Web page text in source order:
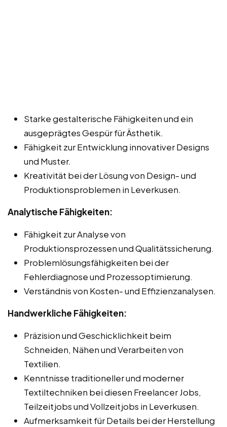
Starke gestalterische Fähigkeiten und ein
ausgeprägtes Gespür für Ästhetik.
Fähigkeit zur Entwicklung innovativer Designs
und Muster.
Kreativität bei der Lösung von Design- und
Produktionsproblemen in Leverkusen.
Analytische Fähigkeiten:
Fähigkeit zur Analyse von
Produktionsprozessen und Qualitätssicherung.
Problemlösungsfähigkeiten bei der
Fehlerdiagnose und Prozessoptimierung.
Verständnis von Kosten- und Effizienzanalysen.
Handwerkliche Fähigkeiten:
Präzision und Geschicklichkeit beim
Schneiden, Nähen und Verarbeiten von
Textilien.
Kenntnisse traditioneller und moderner
Textiltechniken bei diesen Freelancer Jobs,
Teilzeitjobs und Vollzeitjobs in Leverkusen.
Aufmerksamkeit für Details bei der Herstellung